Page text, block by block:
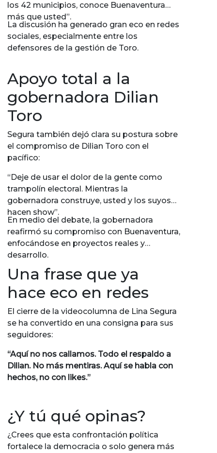
los 42 municipios, conoce Buenaventura
más que usted”.
La discusión ha generado gran eco en redes
sociales, especialmente entre los
defensores de la gestión de Toro.
Apoyo total a la
gobernadora Dilian
Toro
Segura también dejó clara su postura sobre
el compromiso de Dilian Toro con el
pacífico:
“Deje de usar el dolor de la gente como
trampolín electoral. Mientras la
gobernadora construye, usted y los suyos
hacen show”.
En medio del debate, la gobernadora
reafirmó su compromiso con Buenaventura,
enfocándose en proyectos reales y
desarrollo.
Una frase que ya
hace eco en redes
El cierre de la videocolumna de Lina Segura
se ha convertido en una consigna para sus
seguidores:
“Aquí no nos callamos. Todo el respaldo a
Dilian. No más mentiras. Aquí se habla con
hechos, no con likes.”
¿Y tú qué opinas?
¿Crees que esta confrontación política
fortalece la democracia o solo genera más